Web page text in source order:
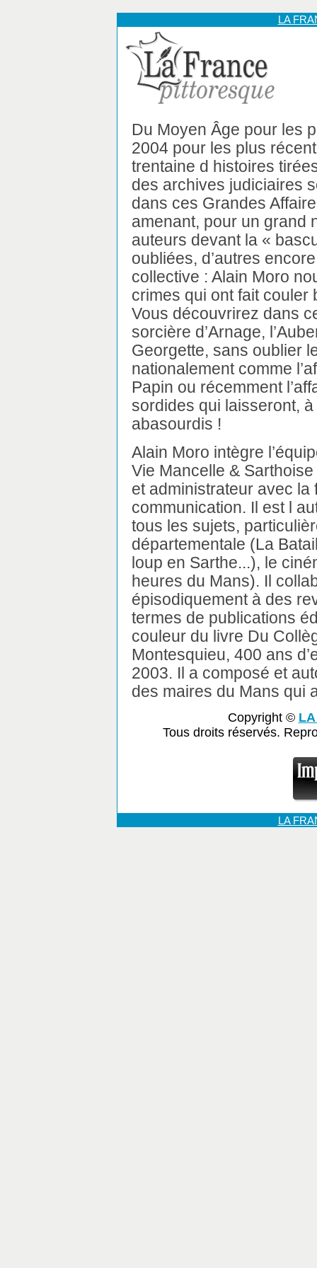
LA
Du Moyen Âge pour les
2004 pour les plus
trentaine d histoires
des archives judiciaires
dans ces Grandes
amenant, pour un grand
auteurs devant la «
oubliées, d’autres
collective : Alain Moro
crimes qui ont fait couler
Vous découvrirez dans
sorcière d’Arnage,
Georgette, sans oublier
nationalement comme
Papin ou récemment
sordides qui laisseront,
abasourdis !
Alain Moro intègre
Vie Mancelle &
et administrateur avec
communication. Il est l
tous les sujets,
départementale (La
loup en Sarthe...), le
heures du Mans). Il
épisodiquement à des
termes de publications
couleur du livre Du
Montesquieu, 400 ans
2003. Il a composé et
des maires du Mans qui
Copyright ©
Tous droits réservés.
LA